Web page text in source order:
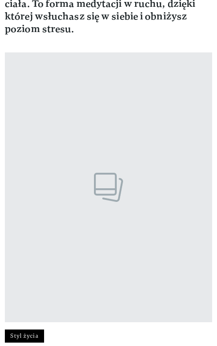
ciała. To forma medytacji w ruchu, dzięki
której wsłuchasz się w siebie i obniżysz
poziom stresu.
Styl życia